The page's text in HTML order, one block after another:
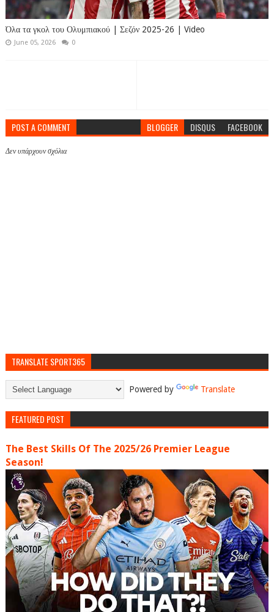
Όλα τα γκολ του Ολυμπιακού | Σεζόν 2025-26 | Video
June 05, 2026 0
POST A COMMENT BLOGGER DISQUS FACEBOOK
Δεν υπάρχουν σχόλια
TRANSLATE SPORT365
Powered by Translate
FEATURED POST
The Best Skills Of The 2025/26 Premier League
Season!